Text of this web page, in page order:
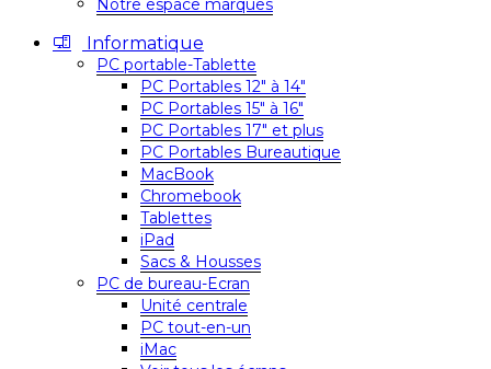
Notre espace marques
Informatique
PC portable-Tablette
PC Portables 12″ à 14″
PC Portables 15″ à 16″
PC Portables 17″ et plus
PC Portables Bureautique
MacBook
Chromebook
Tablettes
iPad
Sacs & Housses
PC de bureau-Ecran
Unité centrale
PC tout-en-un
iMac